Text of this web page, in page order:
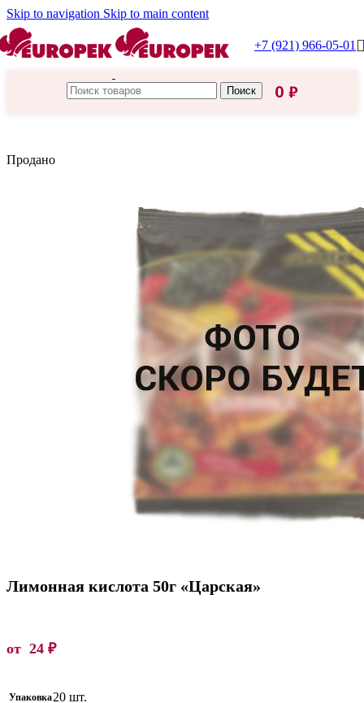
Skip to navigation Skip to main content
+7 (921) 966-05-01
Поиск 0 ₽
Продано
Лимонная кислота 50г «Царская»
от 24 ₽
Упаковка20 шт.